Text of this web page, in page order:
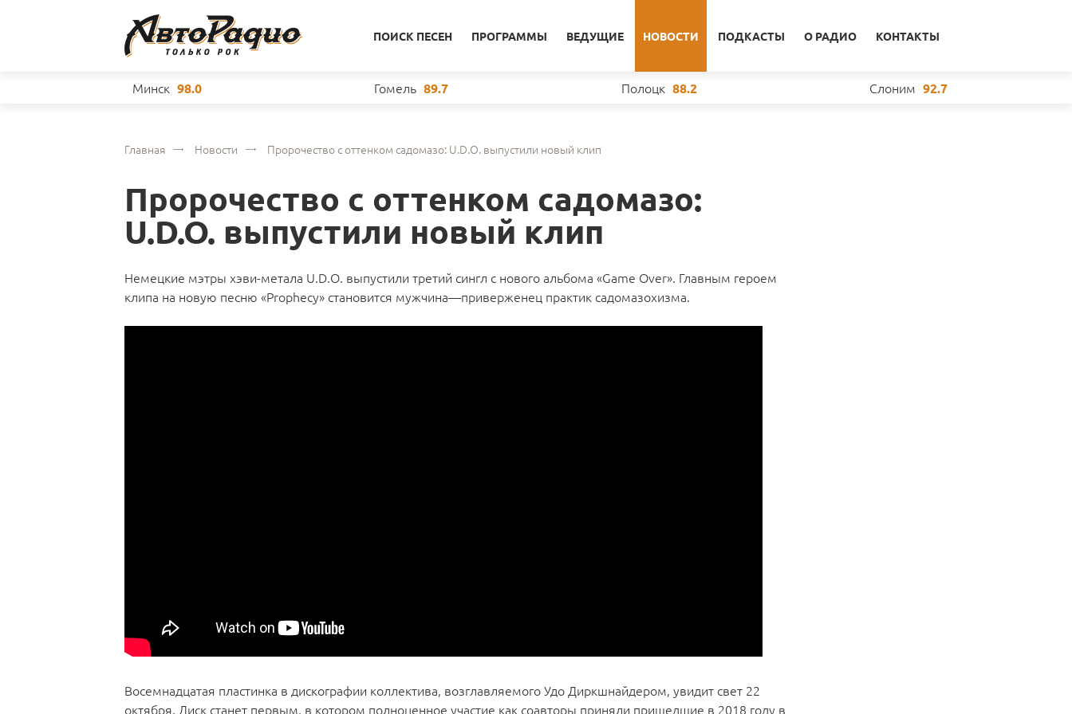
ПОИСК ПЕСЕН ПРОГРАММЫ ВЕДУЩИЕ НОВОСТИ ПОДКАСТЫ О РАДИО КОНТАКТЫ
Минск 98.0 Гомель 89.7 Полоцк 88.2 Слоним 92.7
Главная Новости Пророчество с оттенком садомазо: U.D.O. выпустили новый клип
Пророчество с оттенком садомазо:
U.D.O. выпустили новый клип
Немецкие мэтры хэви-метала U.D.O. выпустили третий сингл с нового альбома «Game Over». Главным героем
клипа на новую песню «Prophecy» становится мужчина—приверженец практик садомазохизма.
Восемнадцатая пластинка в дискографии коллектива, возглавляемого Удо Диркшнайдером, увидит свет 22
октября. Диск станет первым, в котором полноценное участие как соавторы приняли пришедшие в 2018 году в